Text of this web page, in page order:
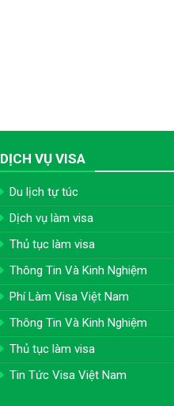
DỊCH VỤ VISA
Du lịch tự túc
Dịch vụ làm visa
Thủ tục làm visa
Thông Tin Và Kinh Nghiệm
Phí Làm Visa Việt Nam
Thông Tin Và Kinh Nghiệm
Thủ tục làm visa
Tin Tức Visa Việt Nam